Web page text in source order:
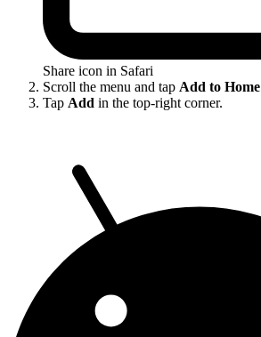
Share icon in Safari
Scroll the menu and tap Add to
Tap Add in the top-right corner.